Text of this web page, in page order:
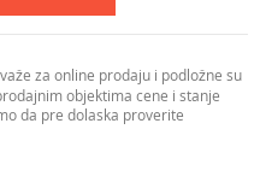
za online prodaju i podložne su
objektima cene i stanje
da pre dolaska proverite